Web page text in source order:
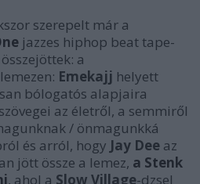
szerepelt már a
jazzes hiphop beat tape-
a
Emekajj helyett
bólogatós alapjaira
szövegei az életről, a semmiről
/ önmagunkká
és arról, hogy Jay Dee az
jött össze a lemez, a Stenk
, ahol a Slow Village-dzsel